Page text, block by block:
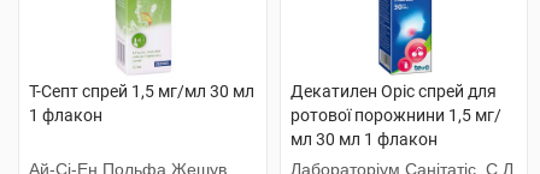
Т-Септ спрей 1,5 мг/мл 30 мл
1 флакон
Ай-Сі-Ен Польфа Жешув
Декатилен Оріс спрей для
ротової порожнини 1,5 мг/
мл 30 мл 1 флакон
Лабораторіум Санітатіс, С.Л.